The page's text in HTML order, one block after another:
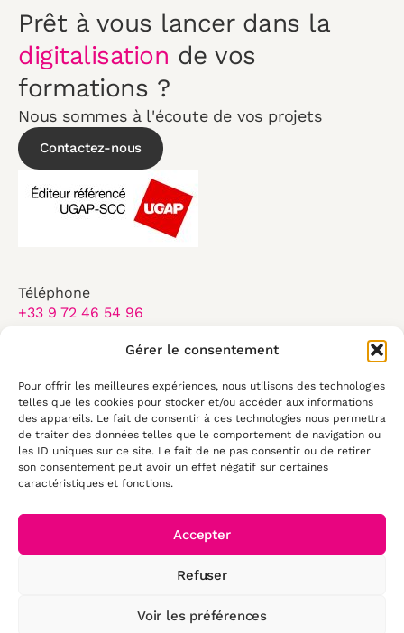
Gérer le consentement
Pour offrir les meilleures expériences, nous utilisons des technologies
telles que les cookies pour stocker et/ou accéder aux informations
des appareils. Le fait de consentir à ces technologies nous permettra
de traiter des données telles que le comportement de navigation ou
les ID uniques sur ce site. Le fait de ne pas consentir ou de retirer
son consentement peut avoir un effet négatif sur certaines
caractéristiques et fonctions.
Accepter
Refuser
Voir les préférences
Prêt à vous lancer dans la
digitalisation de vos
formations ?
Nous sommes à l'écoute de vos projets
Contactez-nous
Téléphone
+33 9 72 46 54 96
Du lundi au vendredi :
8:30-17:30
50 rue Antoine de Saint Exupéry
29490, Guipavas
Mentions légales